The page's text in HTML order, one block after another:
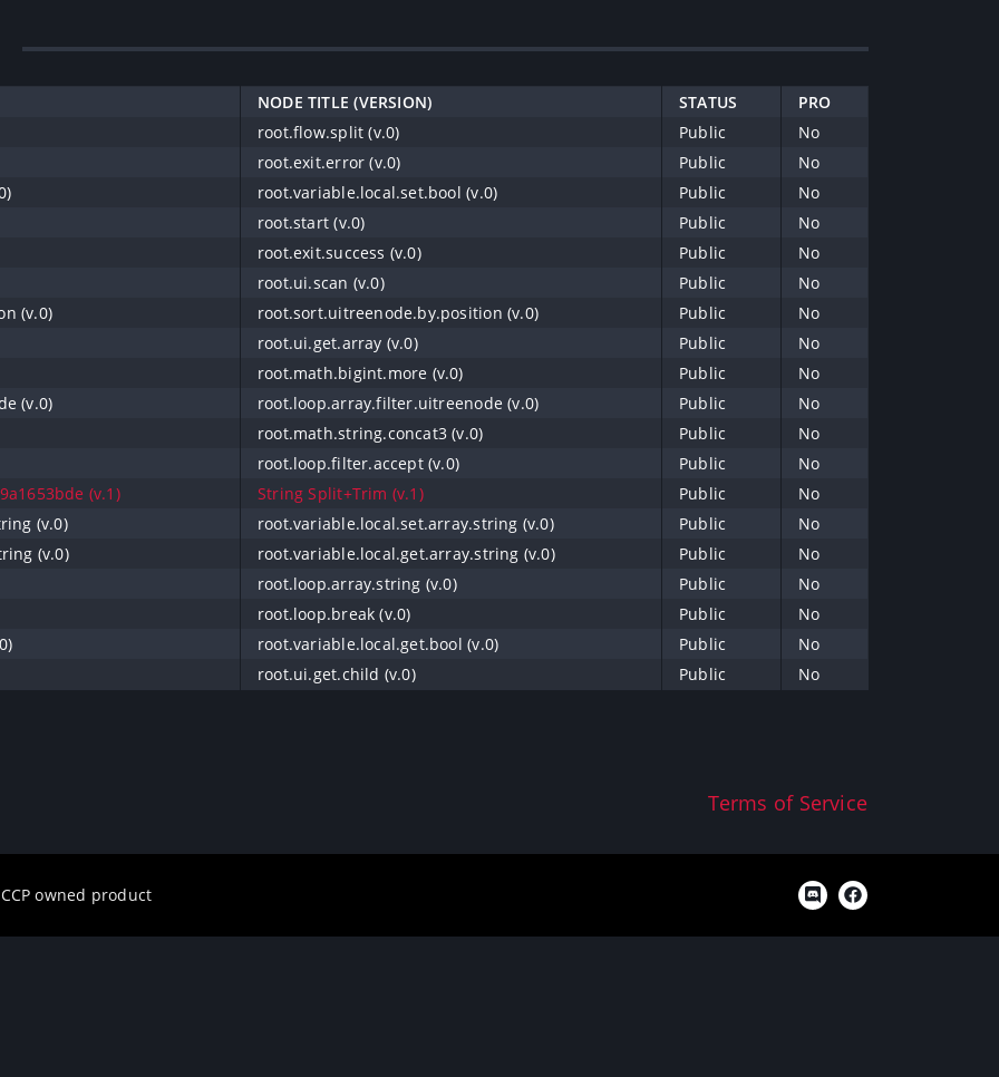
NODE TITLE (VERSION) STATUS
PRO
root.flow.split (v.0) Public
No
root.exit.error (v.0) Public
No
root.variable.local.set.bool (v.0) Public
No
root.start (v.0) Public
No
root.exit.success (v.0) Public
No
root.ui.scan (v.0) Public
No
(v.0) root.sort.uitreenode.by.position (v.0) Public
No
root.ui.get.array (v.0) Public
No
root.math.bigint.more (v.0) Public
No
(v.0) root.loop.array.filter.uitreenode (v.0) Public
No
root.math.string.concat3 (v.0) Public
No
root.loop.filter.accept (v.0) Public
No
(v.1) String Split+Trim (v.1) Public
No
(v.0) root.variable.local.set.array.string (v.0) Public
No
(v.0) root.variable.local.get.array.string (v.0) Public
No
root.loop.array.string (v.0) Public
No
root.loop.break (v.0) Public
No
root.variable.local.get.bool (v.0) Public
No
root.ui.get.child (v.0) Public No
Terms of Service
owned product